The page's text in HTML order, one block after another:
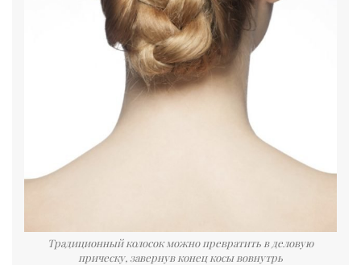
Традиционный колосок можно превратить в деловую
прическу, завернув конец косы вовнутрь